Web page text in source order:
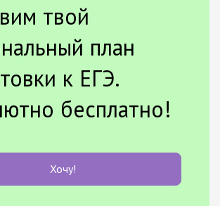
твой
план
к ЕГЭ.
бесплатно!
Хочу!